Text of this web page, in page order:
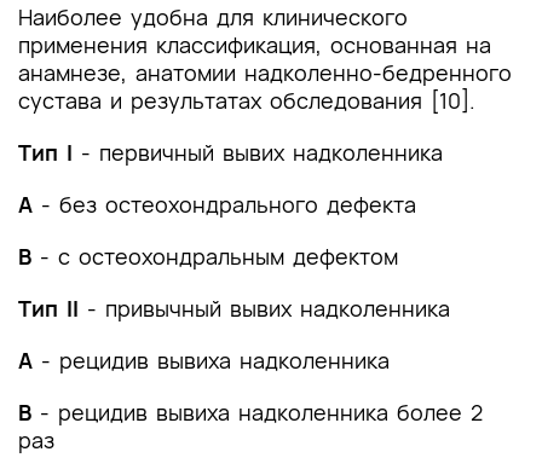
Наиболее удобна для клинического
применения классификация, основанная на
анамнезе, анатомии надколенно-бедренного
сустава и результатах обследования [10].
Тип I - первичный вывих надколенника
A - без остеохондрального дефекта
B - с остеохондральным дефектом
Тип II - привычный вывих надколенника
A - рецидив вывиха надколенника
B - рецидив вывиха надколенника более 2
раз